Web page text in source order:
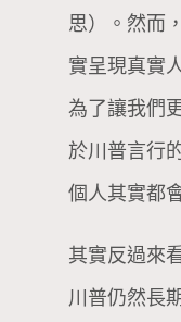
思）。然而
實呈現真實
為了讓我們
於川普言行
個人其實都
其實反過來
川普仍然長